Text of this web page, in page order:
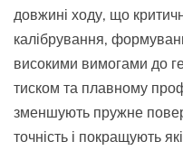
довжині ходу, що
калібрування,
високими вимогами до
тиском та плавному
зменшують пружне
точність і покращують